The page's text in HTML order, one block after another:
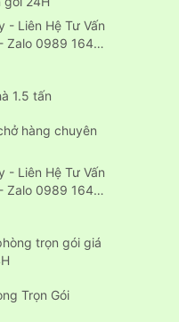
- Liên Hệ Tư Vấn
Zalo 0989 164…
hàng chuyên
- Liên Hệ Tư Vấn
Zalo 0989 164…
Trọn Gói